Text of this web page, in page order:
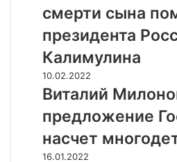
п
р
а
л
п
д
р
о
н
у
з
У
к
а
и
Р
о
с
с
и
я
о
г
л
а
с
у
т
к
и
в
я
в
и
а
к
Г
У
с
о
о
щ
смерти сына
президента
Калимулина
В
и
л
10.02.2022
Виталий
предложение
насчет
А
16.01.2022